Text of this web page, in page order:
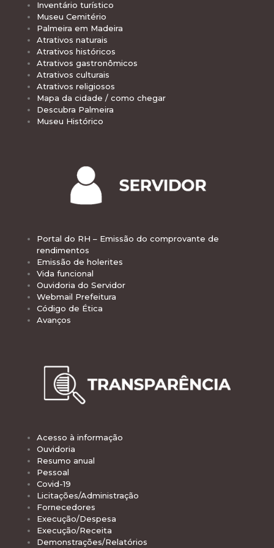
Inventário turístico
Museu Cemitério
Palmeira em Madeira
Atrativos naturais
Atrativos históricos
Atrativos gastronômicos
Atrativos culturais
Atrativos religiosos
Mapa da cidade / como chegar
Descubra Palmeira
Museu Histórico
Portal do RH – Emissão do comprovante de
rendimentos
Emissão de holerites
Vida funcional
Ouvidoria do Servidor
Webmail Prefeitura
Código de Ética
Avanços
Acesso à informação
Ouvidoria
Resumo anual
Pessoal
Covid-19
Licitações/Administração
Fornecedores
Execução/Despesa
Execução/Receita
Demonstrações/Relatórios